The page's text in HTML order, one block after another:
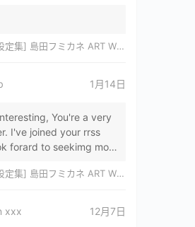
フミカネ ART WORKS EXTRA Luminous Witches[DL]
1月14日
You're a very
I've joined your rrss
forard to seekimg mor
フミカネ ART WORKS EXTRA Luminous Witches[DL]
xxx 12月7日